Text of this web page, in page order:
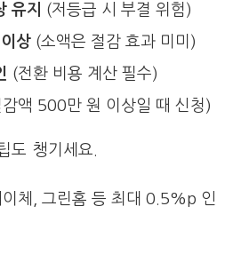
유지
(저등급 시 부결 위험)
상(소액은 절감 효과 미미)
(전환 비용 계산 필수)
감액 500만 원 이상일 때 신청)
도 챙기세요.
이체, 그린홈 등 최대 0.5%p 인